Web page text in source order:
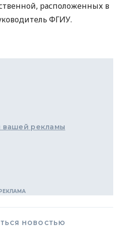
расположенных в
ФГИУ.
вашей рекламы
НОВОСТЬЮ